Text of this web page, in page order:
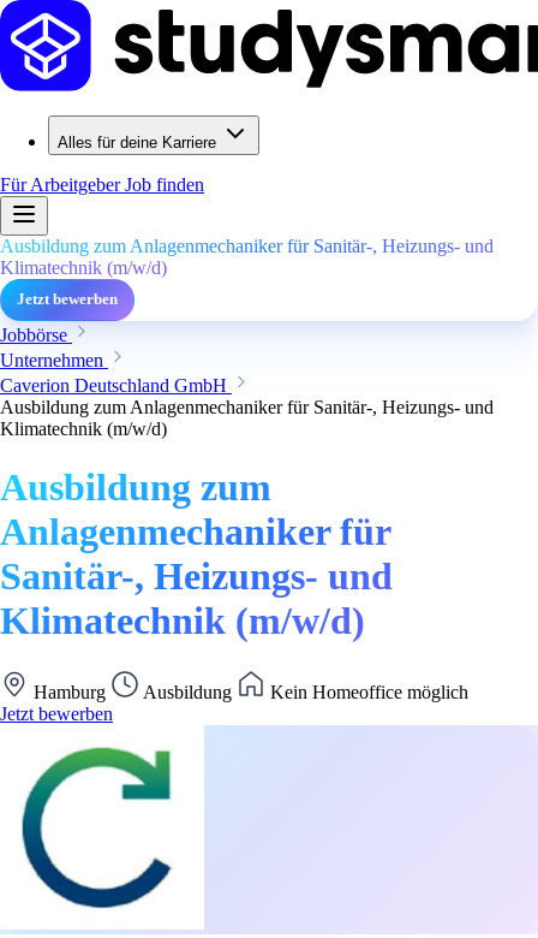
Alles für deine Karriere
Für ArbeitgeberJob finden
Ausbildung zum Anlagenmechaniker für Sanitär-, Heizungs- und
Klimatechnik (m/w/d)
Jetzt bewerben
Jobbörse
Unternehmen
Caverion Deutschland GmbH
Ausbildung zum Anlagenmechaniker für Sanitär-, Heizungs- und
Klimatechnik (m/w/d)
Ausbildung zum
Anlagenmechaniker für
Sanitär-, Heizungs- und
Klimatechnik (m/w/d)
Hamburg Ausbildung
Kein Homeoffice möglich
Jetzt bewerben